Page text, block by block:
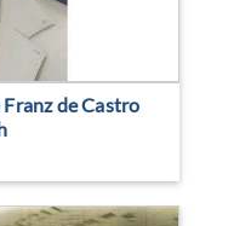
de Castro